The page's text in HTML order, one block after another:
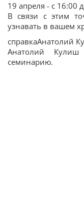
19 апреля - с 16:00
В связи с этим
узнавать в вашем
справкаАнатолий
Анатолий
семинарию.